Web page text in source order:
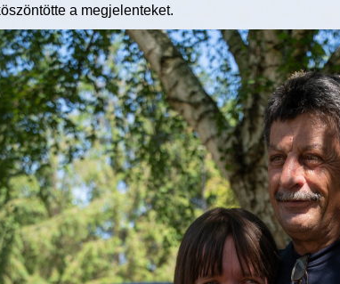
a megjelenteket.